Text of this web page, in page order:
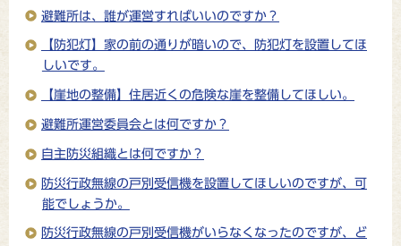
避難所は、誰が運営すればいいのですか？
【防犯灯】家の前の通りが暗いので、防犯灯を設置してほ
しいです。
【崖地の整備】住居近くの危険な崖を整備してほしい。
避難所運営委員会とは何ですか？
自主防災組織とは何ですか？
防災行政無線の戸別受信機を設置してほしいのですが、可
能でしょうか。
防災行政無線の戸別受信機がいらなくなったのですが、ど